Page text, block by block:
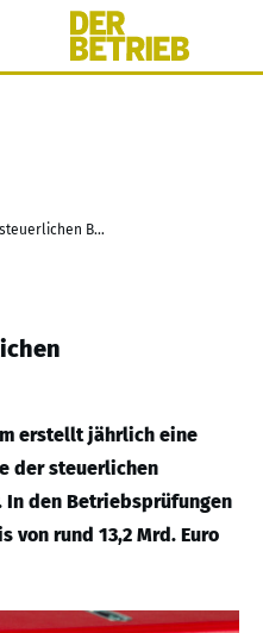
Ergebnisse der steuerlichen Betriebsprüfung 2023
erstellt jährlich eine
der steuerlichen
den Betriebsprüfungen
von rund 13,2 Mrd. Euro